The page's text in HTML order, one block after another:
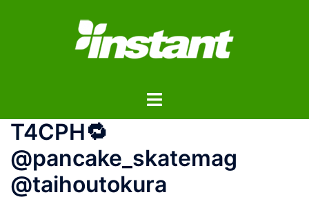
ス
ト
メ
ニ
ュ
T4CPH🔁
@pancake_skatemag
@taihoutokura